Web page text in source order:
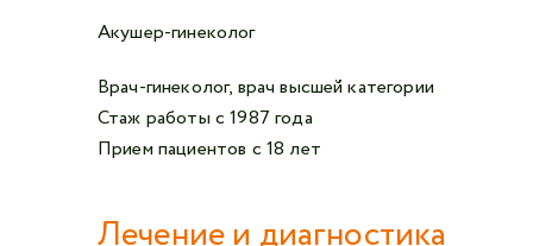
Акушер-гинеколог
Врач-гинеколог, врач высшей категории
Стаж работы с 1987 года
Прием пациентов с 18 лет
Лечение и диагностика